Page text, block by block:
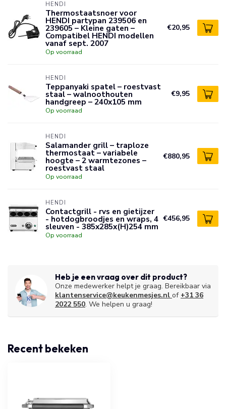
HENDI
Thermostaatsnoer voor
HENDI partypan 239506 en
239605 – Kleine gaten –
Compatibel HENDI modellen
vanaf sept. 2007
Op voorraad
€20,95
HENDI
Teppanyaki spatel – roestvast
staal – walnoothouten
handgreep – 240x105 mm
Op voorraad
€9,95
HENDI
Salamander grill – traploze
thermostaat – variabele
hoogte – 2 warmtezones –
roestvast staal
Op voorraad
€880,95
HENDI
Contactgrill - rvs en gietijzer
- hotdogbroodjes en wraps, 4
sleuven - 385x285x(H)254 mm
Op voorraad
€456,95
Heb je een vraag over dit product?
Onze medewerker helpt je graag. Bereikbaar via
klantenservice@keukenmesjes.nl of +31 36
2022 550. We helpen u graag!
Recent bekeken